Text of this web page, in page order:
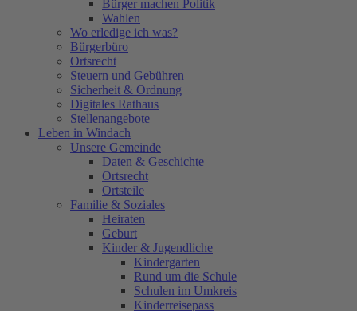
Bürger machen Politik
Wahlen
Wo erledige ich was?
Bürgerbüro
Ortsrecht
Steuern und Gebühren
Sicherheit & Ordnung
Digitales Rathaus
Stellenangebote
Leben in Windach
Unsere Gemeinde
Daten & Geschichte
Ortsrecht
Ortsteile
Familie & Soziales
Heiraten
Geburt
Kinder & Jugendliche
Kindergarten
Rund um die Schule
Schulen im Umkreis
Kinderreisepass